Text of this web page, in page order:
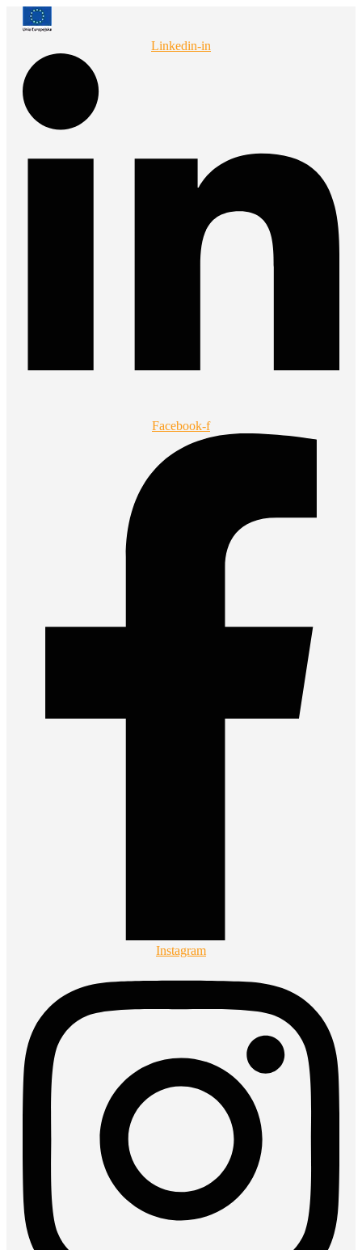
Przejdź
Linkedin-in
Facebook-f
Instagram